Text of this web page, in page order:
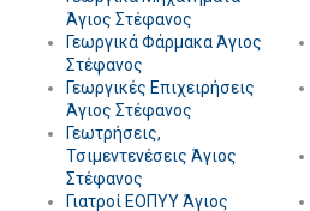
Άγιος Στέφανος
Γεωργικά Φάρμακα Άγιος
Στέφανος
Γεωργικές Επιχειρήσεις
Άγιος Στέφανος
Γεωτρήσεις,
Τσιμεντενέσεις Άγιος
Στέφανος
Γιατροί ΕΟΠΥΥ Άγιος